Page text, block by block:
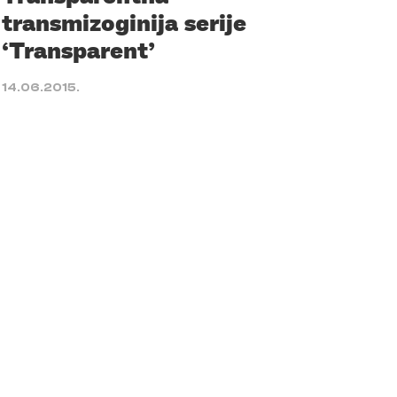
transmizoginija serije
‘Transparent’
14.06.2015.